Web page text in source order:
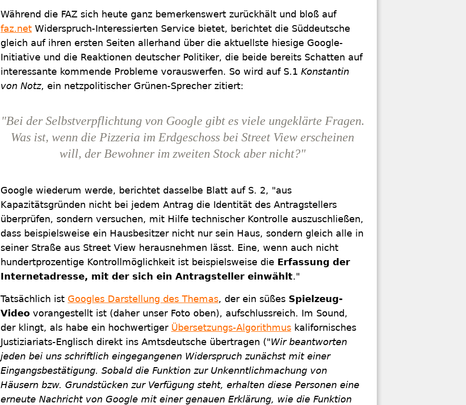
Während die FAZ sich heute ganz bemerkenswert zurückhält und bloß auf
faz.net Widerspruch-Interessierten Service bietet, berichtet die Süddeutsche
gleich auf ihren ersten Seiten allerhand über die aktuellste hiesige Google-
Initiative und die Reaktionen deutscher Politiker, die beide bereits Schatten auf
interessante kommende Probleme vorauswerfen. So wird auf S.1 Konstantin
von Notz, ein netzpolitischer Grünen-Sprecher zitiert:
"Bei der Selbstverpflichtung von Google gibt es viele ungeklärte Fragen.
Was ist, wenn die Pizzeria im Erdgeschoss bei Street View erscheinen
will, der Bewohner im zweiten Stock aber nicht?"
Google wiederum werde, berichtet dasselbe Blatt auf S. 2, "aus
Kapazitätsgründen nicht bei jedem Antrag die Identität des Antragstellers
überprüfen, sondern versuchen, mit Hilfe technischer Kontrolle auszuschließen,
dass beispielsweise ein Hausbesitzer nicht nur sein Haus, sondern gleich alle in
seiner Straße aus Street View herausnehmen lässt. Eine, wenn auch nicht
hundertprozentige Kontrollmöglichkeit ist beispielsweise die Erfassung der
Internetadresse, mit der sich ein Antragsteller einwählt."
Tatsächlich ist Googles Darstellung des Themas, der ein süßes Spielzeug-
Video vorangestellt ist (daher unser Foto oben), aufschlussreich. Im Sound,
der klingt, als habe ein hochwertiger Übersetzungs-Algorithmus kalifornisches
Justiziariats-Englisch direkt ins Amtsdeutsche übertragen ("Wir beantworten
jeden bei uns schriftlich eingegangenen Widerspruch zunächst mit einer
Eingangsbestätigung. Sobald die Funktion zur Unkenntlichmachung von
Häusern bzw. Grundstücken zur Verfügung steht, erhalten diese Personen eine
erneute Nachricht von Google mit einer genauen Erklärung, wie die Funktion